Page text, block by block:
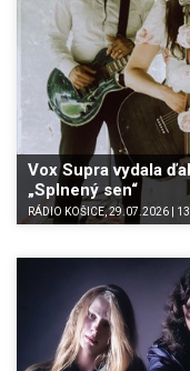
Vox Supra vydala
„Splnený sen“
RÁDIO KOŠICE, 29.07.2026 |